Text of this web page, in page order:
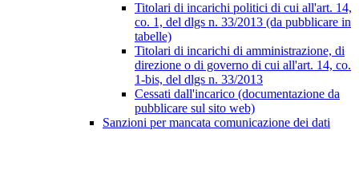
Titolari di incarichi politici di cui all'art. 14,
co. 1, del dlgs n. 33/2013 (da pubblicare in
tabelle)
Titolari di incarichi di amministrazione, di
direzione o di governo di cui all'art. 14, co.
1-bis, del dlgs n. 33/2013
Cessati dall'incarico (documentazione da
pubblicare sul sito web)
Sanzioni per mancata comunicazione dei dati